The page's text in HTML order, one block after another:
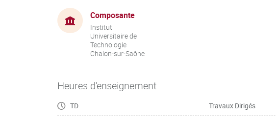
Composante
Institut
Universitaire de
Technologie
Chalon-sur-Saône
Heures d'enseignement
TD Travaux Dirigés